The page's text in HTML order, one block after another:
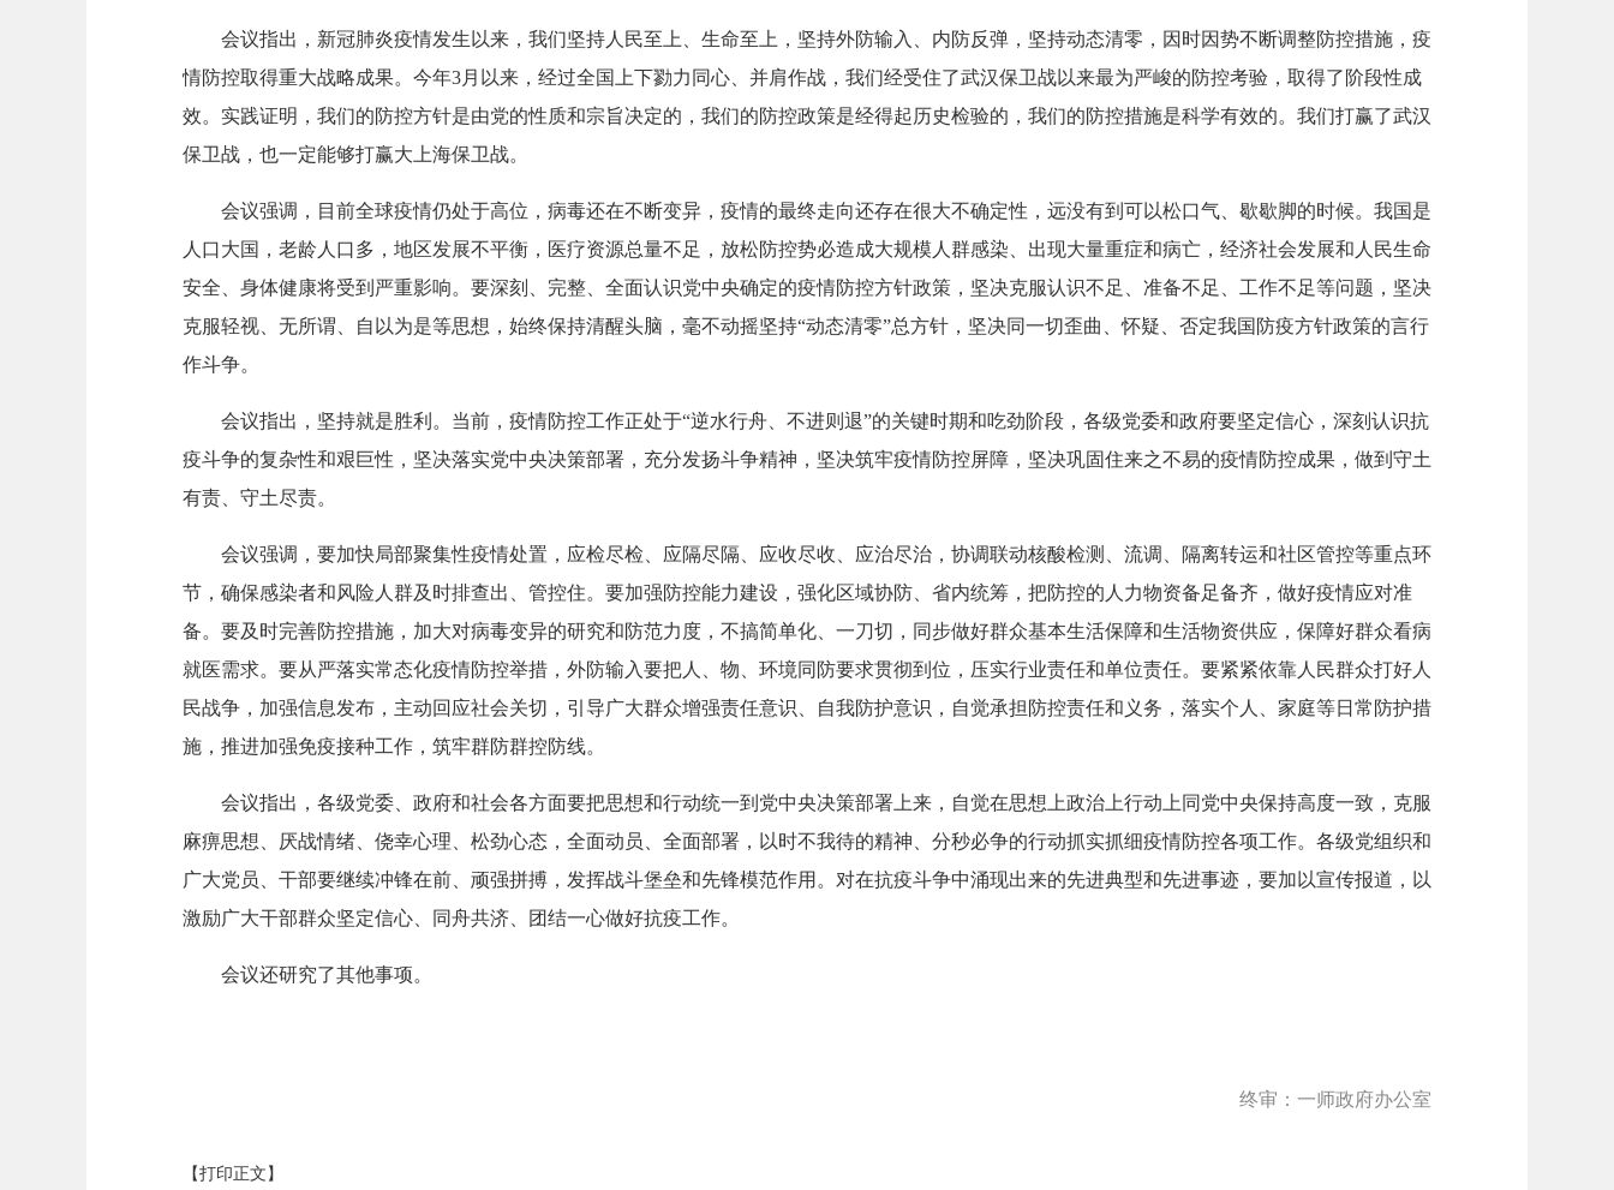
会议指出，新冠肺炎疫情发生以来，我们坚持人民至上、生命至上，坚持外防输入、内防反弹，坚持动态清零，因时因势不断调整防控措施，疫
情防控取得重大战略成果。今年3月以来，经过全国上下勠力同心、并肩作战，我们经受住了武汉保卫战以来最为严峻的防控考验，取得了阶段性成
效。实践证明，我们的防控方针是由党的性质和宗旨决定的，我们的防控政策是经得起历史检验的，我们的防控措施是科学有效的。我们打赢了武汉
保卫战，也一定能够打赢大上海保卫战。
会议强调，目前全球疫情仍处于高位，病毒还在不断变异，疫情的最终走向还存在很大不确定性，远没有到可以松口气、歇歇脚的时候。我国是
人口大国，老龄人口多，地区发展不平衡，医疗资源总量不足，放松防控势必造成大规模人群感染、出现大量重症和病亡，经济社会发展和人民生命
安全、身体健康将受到严重影响。要深刻、完整、全面认识党中央确定的疫情防控方针政策，坚决克服认识不足、准备不足、工作不足等问题，坚决
克服轻视、无所谓、自以为是等思想，始终保持清醒头脑，毫不动摇坚持“动态清零”总方针，坚决同一切歪曲、怀疑、否定我国防疫方针政策的言行
作斗争。
会议指出，坚持就是胜利。当前，疫情防控工作正处于“逆水行舟、不进则退”的关键时期和吃劲阶段，各级党委和政府要坚定信心，深刻认识抗
疫斗争的复杂性和艰巨性，坚决落实党中央决策部署，充分发扬斗争精神，坚决筑牢疫情防控屏障，坚决巩固住来之不易的疫情防控成果，做到守土
有责、守土尽责。
会议强调，要加快局部聚集性疫情处置，应检尽检、应隔尽隔、应收尽收、应治尽治，协调联动核酸检测、流调、隔离转运和社区管控等重点环
节，确保感染者和风险人群及时排查出、管控住。要加强防控能力建设，强化区域协防、省内统筹，把防控的人力物资备足备齐，做好疫情应对准
备。要及时完善防控措施，加大对病毒变异的研究和防范力度，不搞简单化、一刀切，同步做好群众基本生活保障和生活物资供应，保障好群众看病
就医需求。要从严落实常态化疫情防控举措，外防输入要把人、物、环境同防要求贯彻到位，压实行业责任和单位责任。要紧紧依靠人民群众打好人
民战争，加强信息发布，主动回应社会关切，引导广大群众增强责任意识、自我防护意识，自觉承担防控责任和义务，落实个人、家庭等日常防护措
施，推进加强免疫接种工作，筑牢群防群控防线。
会议指出，各级党委、政府和社会各方面要把思想和行动统一到党中央决策部署上来，自觉在思想上政治上行动上同党中央保持高度一致，克服
麻痹思想、厌战情绪、侥幸心理、松劲心态，全面动员、全面部署，以时不我待的精神、分秒必争的行动抓实抓细疫情防控各项工作。各级党组织和
广大党员、干部要继续冲锋在前、顽强拼搏，发挥战斗堡垒和先锋模范作用。对在抗疫斗争中涌现出来的先进典型和先进事迹，要加以宣传报道，以
激励广大干部群众坚定信心、同舟共济、团结一心做好抗疫工作。
会议还研究了其他事项。
终审：一师政府办公室
【打印正文】